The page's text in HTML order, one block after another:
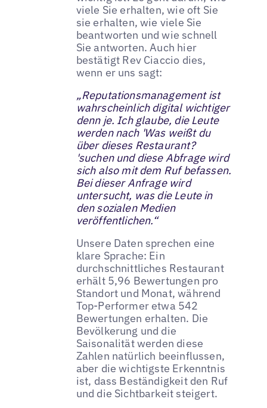
viele Sie erhalten, wie oft Sie
sie erhalten, wie viele Sie
beantworten und wie schnell
Sie antworten. Auch hier
bestätigt Rev Ciaccio dies,
wenn er uns sagt:
„Reputationsmanagement ist
wahrscheinlich digital wichtiger
denn je. Ich glaube, die Leute
werden nach 'Was weißt du
über dieses Restaurant?
'suchen und diese Abfrage wird
sich also mit dem Ruf befassen.
Bei dieser Anfrage wird
untersucht, was die Leute in
den sozialen Medien
veröffentlichen.“
Unsere Daten sprechen eine
klare Sprache: Ein
durchschnittliches Restaurant
erhält 5,96 Bewertungen pro
Standort und Monat, während
Top-Performer etwa 542
Bewertungen erhalten. Die
Bevölkerung und die
Saisonalität werden diese
Zahlen natürlich beeinflussen,
aber die wichtigste Erkenntnis
ist, dass Beständigkeit den Ruf
und die Sichtbarkeit steigert.